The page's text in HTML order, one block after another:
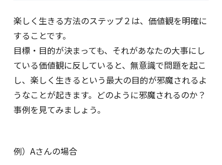
楽しく生きる方法のステップ２は、価値観を明確に
することです。
目標・目的が決まっても、それがあなたの大事にし
ている価値観に反していると、無意識で問題を起こ
し、楽しく生きるという最大の目的が邪魔されるよ
うなことが起きます。どのように邪魔されるのか？
事例を見てみましょう。
例）Aさんの場合